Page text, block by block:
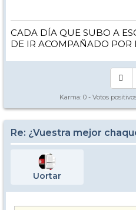
CADA DÍA QUE SUBO A
DE IR ACOMPAÑADO POR
Karma: 0 - Votos
Re: ¿Vuestra mejor
Uortar